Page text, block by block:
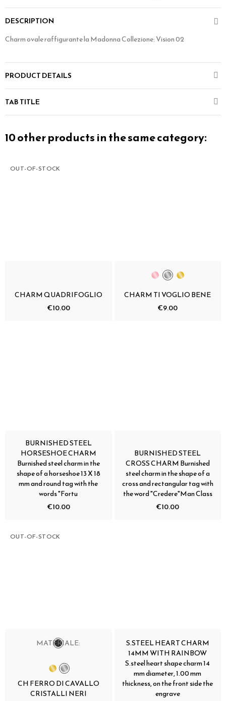
DESCRIPTION
Charm ovale raffigurante la Madonna Collezione: Vision 02
PRODUCT DETAILS
TAB TITLE
10 other products in the same category:
OUT-OF-STOCK
CHARM QUADRIFOGLIO
€10.00
CHARM TI VOGLIO BENE
€9.00
BURNISHED STEEL
HORSESHOE CHARM
Burnished steel charm in the
shape of a horseshoe 13 X 18
mm and round tag with the
words "Fortu
€10.00
BURNISHED STEEL
CROSS CHARM Burnished
steel charm in the shape of a
cross and rectangular tag with
the word "Credere"Man Class
€10.00
OUT-OF-STOCK
MATERIALE:
CH FERRO DI CAVALLO
CRISTALLI NERI
S.STEEL HEART CHARM
14MM WITH RAINBOW
S.steel heart shape charm 14
mm diameter, 1.00 mm
thickness, on the front side the
engrave